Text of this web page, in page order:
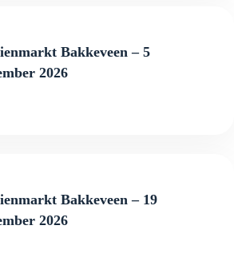
Bakkeveen – 5
2026
Bakkeveen – 19
2026